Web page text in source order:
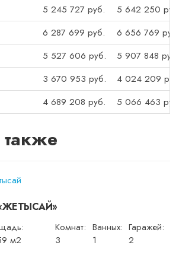
5 245 727 руб.
5 642 250
6 287 699 руб.
6 656 769 руб.
5 527 606 руб.
5 907 848 руб.
3 670 953 руб.
4 024 209
4 689 208 руб. 5 066 463
также
м2
Комнат:
3
Ванных:
1
Гаражей:
2